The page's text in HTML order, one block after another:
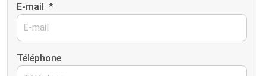
E-mail *
Téléphone